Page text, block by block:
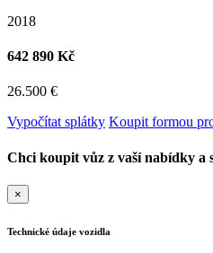
2018
642 890 Kč
26.500 €
Vypočítat splátky Koupit formou
Chci koupit vůz z vaší nabídky a
×
Technické údaje vozidla